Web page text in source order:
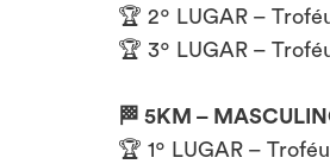
🏆 2º LUGAR –
🏆 3º LUGAR –
🏁 5KM –
🏆 1º LUGAR –